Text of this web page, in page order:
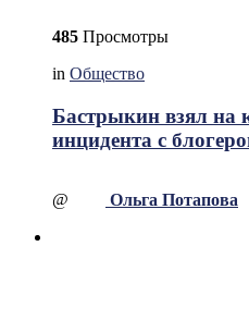
485 Просмотры
in Общество
Бастрыкин взял на
инцидента с
@ Ольга Потапова